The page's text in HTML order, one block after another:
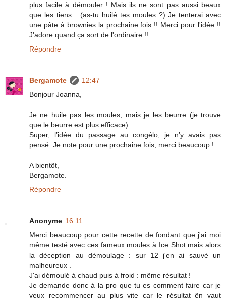
plus facile à démouler ! Mais ils ne sont pas aussi beaux
que les tiens... (as-tu huilé tes moules ?) Je tenterai avec
une pâte à brownies la prochaine fois !! Merci pour l'idée !!
J'adore quand ça sort de l'ordinaire !!
Répondre
Bergamote
12:47
Bonjour Joanna,
Je ne huile pas les moules, mais je les beurre (je trouve
que le beurre est plus efficace).
Super, l’idée du passage au congélo, je n’y avais pas
pensé. Je note pour une prochaine fois, merci beaucoup !
A bientôt,
Bergamote.
Répondre
Anonyme 16:11
Merci beaucoup pour cette recette de fondant que j'ai moi
même testé avec ces fameux moules à Ice Shot mais alors
la déception au démoulage : sur 12 j'en ai sauvé un
malheureux .
J'ai démoulé à chaud puis à froid : même résultat !
Je demande donc à la pro que tu es comment faire car je
veux recommencer au plus vite car le résultat ên vaut